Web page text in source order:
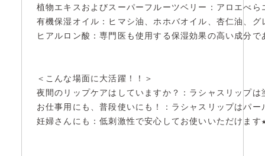
植物エキスおよびスーパーフルーツベリー：アロエべ
有機保湿オイル：ヒマシ油、ホホバオイル、杏仁油、
ヒアルロン酸：専門医も使用する保湿効果の高い成分
＜こんな場面に大活躍！！＞
夜間のリップケアはしていますか？：ラシャスリップ
お仕事用にも、普段使いにも！：ラシャスリップはパ
妊婦さんにも：低刺激性で安心してお使いいただけま